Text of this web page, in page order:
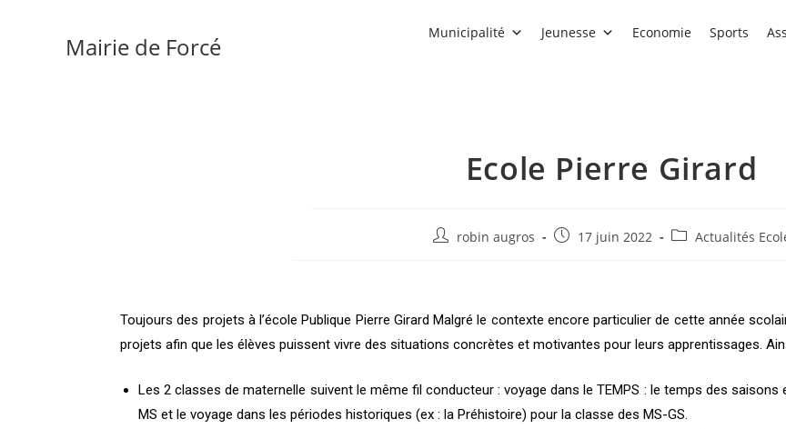
Mairie de Forcé Municipalité Jeunesse Economie Sports
Ecole Pierre Girard
robin augros 17 juin 2022 Actualités
Toujours des projets à l’école Publique Pierre Girard Malgré le contexte encore particulier de cette année
projets afin que les élèves puissent vivre des situations concrètes et motivantes pour leurs apprentissages.
Les 2 classes de maternelle suivent le même fil conducteur : voyage dans le TEMPS : le temps des
MS et le voyage dans les périodes historiques (ex : la Préhistoire) pour la classe des MS-GS.